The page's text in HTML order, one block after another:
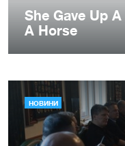
НОВИНИ